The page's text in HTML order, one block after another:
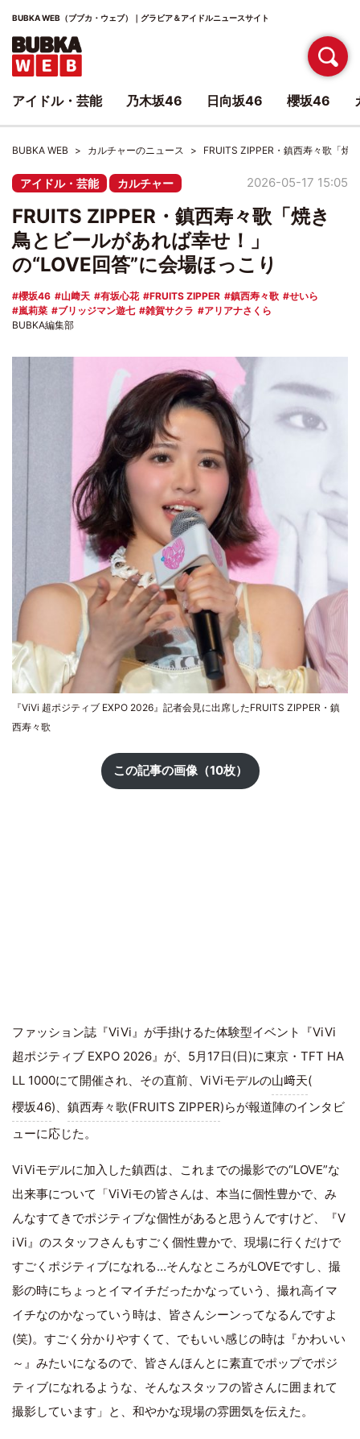
BUBKA WEB（ブブカ・ウェブ）｜グラビア＆アイドルニュースサイト
BUBKA WEB カルチャーのニュース FRUITS ZIPPER・鎮西寿々歌「焼
アイドル・芸能 カルチャー 2026-05-17 15:05
FRUITS ZIPPER・鎮西寿々歌「焼き
鳥とビールがあれば幸せ！」
の“LOVE回答”に会場ほっこり
櫻坂46 山﨑天 有坂心花 FRUITS ZIPPER 鎮西寿々歌
せいら
嵐莉菜
ブリッジマン遊七 雑賀サクラ
アリアナさくら
BUBKA編集部
『ViVi 超ポジティブ EXPO 2026』記者会見に出席したFRUITS ZIPPER・鎮
西寿々歌
この記事の画像（10枚）
ファッション誌『ViVi』が手掛けるた体験型イベント『ViVi
超ポジティブ EXPO 2026』が、5月17日(日)に東京・TFT HA
LL 1000にて開催され、その直前、ViViモデルの山﨑天(
櫻坂46)、 鎮西寿々歌(FRUITS ZIPPER)らが報道陣のインタビ
ューに応じた。
ViViモデルに加入した鎮西は、これまでの撮影での“LOVE”な
出来事について「ViViモの皆さんは、本当に個性豊かで、み
んなすてきでポジティブな個性があると思うんですけど、『V
iVi』のスタッフさんもすごく個性豊かで、現場に行くだけで
すごくポジティブになれる…そんなところがLOVEですし、撮
影の時にちょっとイマイチだったかなっていう、撮れ高イマ
イチなのかなっていう時は、皆さんシーンってなるんですよ
(笑)。すごく分かりやすくて、でもいい感じの時は『かわいい
～』みたいになるので、皆さんほんとに素直でポップでポジ
ティブになれるような、そんなスタッフの皆さんに囲まれて
撮影しています」と、和やかな現場の雰囲気を伝えた。
アイドル・芸能 乃木坂46 日向坂46 櫻坂46